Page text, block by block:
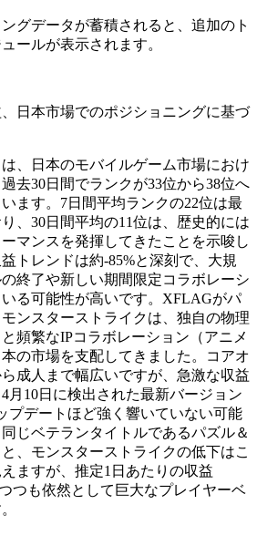
グデータが蓄積されると、追加のト
ールが表示されます。
日本市場でのポジショニングに基づ
、日本のモバイルゲーム市場におけ
去30日間でランクが33位から38位へ
ます。7日間平均ランクの22位は最
、30日間平均の11位は、歴史的には
マンスを発揮してきたことを示唆し
トレンドは約-85%と深刻で、大規
終了や新しい期間限定コラボレーシ
る可能性が高いです。XFLAGがパ
ンスターストライクは、独自の物理
頻繁なIPコラボレーション（アニメ
の市場を支配してきました。コアオ
成人まで幅広いですが、急激な収益
月10日に検出された最新バージョン
プデートほど強く響いていない可能
じベテランタイトルであるパズル＆
、モンスターストライクの低下はこ
ますが、推定1日あたりの収益
つも依然として巨大なプレイヤーベ